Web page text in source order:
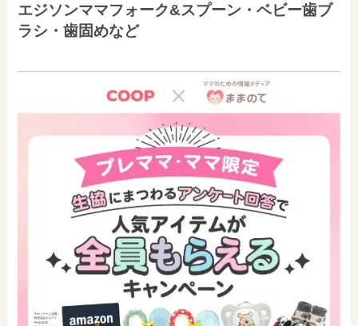
エジソンママフォーク&スプーン・ベビー歯ブ
ラシ・歯固めなど